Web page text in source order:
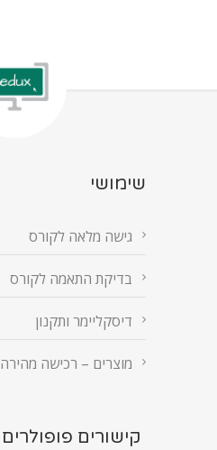
שימושי
גישה מלאה לקורס
בדיקת התאמה לקורס
דיסקליימר ותקנון
מוצרים – רכישה מהירה
קישורים פופולרים